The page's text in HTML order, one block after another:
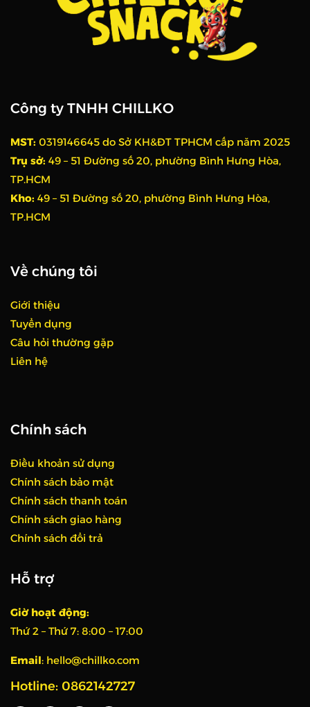
Công ty TNHH CHILLKO
MST: 0319146645 do Sở KH&ĐT TPHCM cấp năm 2025
Trụ sở: 49 – 51 Đường số 20, phường Bình Hưng Hòa,
TP.HCM
Kho: 49 – 51 Đường số 20, phường Bình Hưng Hòa,
TP.HCM
Về chúng tôi
Giới thiệu
Tuyển dụng
Câu hỏi thường gặp
Liên hệ
Chính sách
Điều khoản sử dụng
Chính sách bảo mật
Chính sách thanh toán
Chính sách giao hàng
Chính sách đổi trả
Hỗ trợ
Giờ hoạt động:
Thứ 2 – Thứ 7: 8:00 – 17:00
Email: hello@chillko.com
Hotline: 0862142727